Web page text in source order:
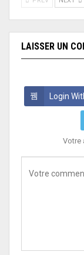
LAISSER UN
Login
Votre